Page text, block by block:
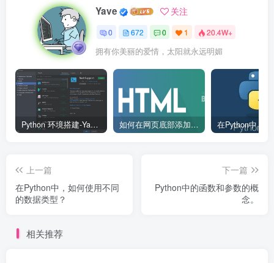
Yave 关注
0 672 0 1 20.4W+
拥有你美丽的爱情，太阳就永远明媚
Python 环境搭建-Yave520-专业开发者社区 如何在网页底部添加版权信息？
上一篇
在Python中，如何使用不同
的数据类型？
下一篇
Python中的函数和参数的概
念。
相关推荐